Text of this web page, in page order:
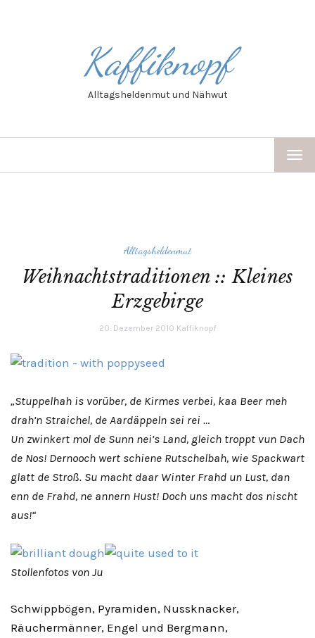
Kaffiknopf
Alltagsheldenmut und Nähwut
Alltagsheldenmut
Weihnachtstraditionen :: Kleines
Erzgebirge
20. Dezember 2010 Kaffiknopf
„Stuppelhah is vorüber, de Kirmes verbei, kaa Beer meh
drah’n Straichel, de Aardäppeln sei rei …
Un zwinkert mol de Sunn nei’s Land, gleich troppt vun Dach
de Nos! Dernooch wert schiene Rutschelbah, wie Spackwart
glatt de Stroß. Su macht daar Winter Frahd un Lust, dan
enn de Frahd, ne annern Hust! Doch uns macht dos nischt
aus!“
Stollenfotos von Ju
Schwippbögen, Pyramiden, Nussknacker,
Räuchermänner, Engel und Bergmann,